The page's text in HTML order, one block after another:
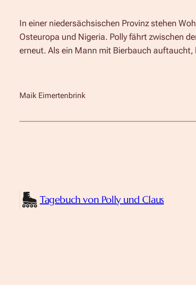
In einer niedersächsischen Provinz stehen
Osteuropa und Nigeria. Polly fährt zwischen
erneut. Als ein Mann mit Bierbauch auftaucht,
Maik Eimertenbrink
Tagebuch von Polly und Claus